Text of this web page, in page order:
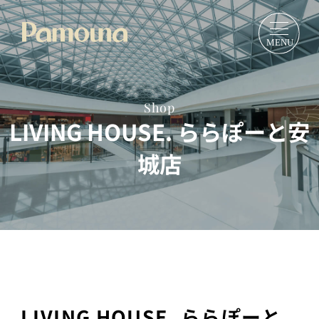
Shop
LIVING HOUSE. ららぽーと安
城店